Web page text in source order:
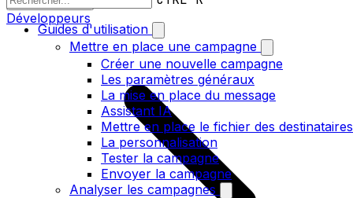
Guides d'utilisation
Mettre en place une campagne
Créer une nouvelle campagne
Les paramètres généraux
La mise en place du message
Assistant IA
Mettre en place le fichier des destinataires
La personnalisation
Tester la campagne
Envoyer la campagne
Analyser les campagnes
Développeurs